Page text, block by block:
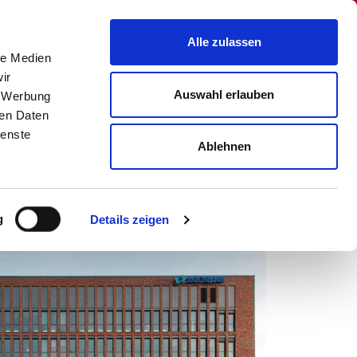
Medien
Daten
Details zeigen
Alle zulassen
Auswahl erlauben
Ablehnen
Suchen
Sprachauswahl
Menü